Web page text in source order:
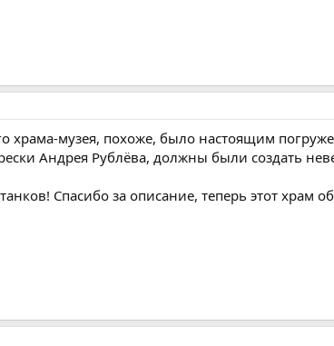
храма-музея, похоже, было настоящим
Андрея Рублёва, должны были создать
Спасибо за описание, теперь этот храм